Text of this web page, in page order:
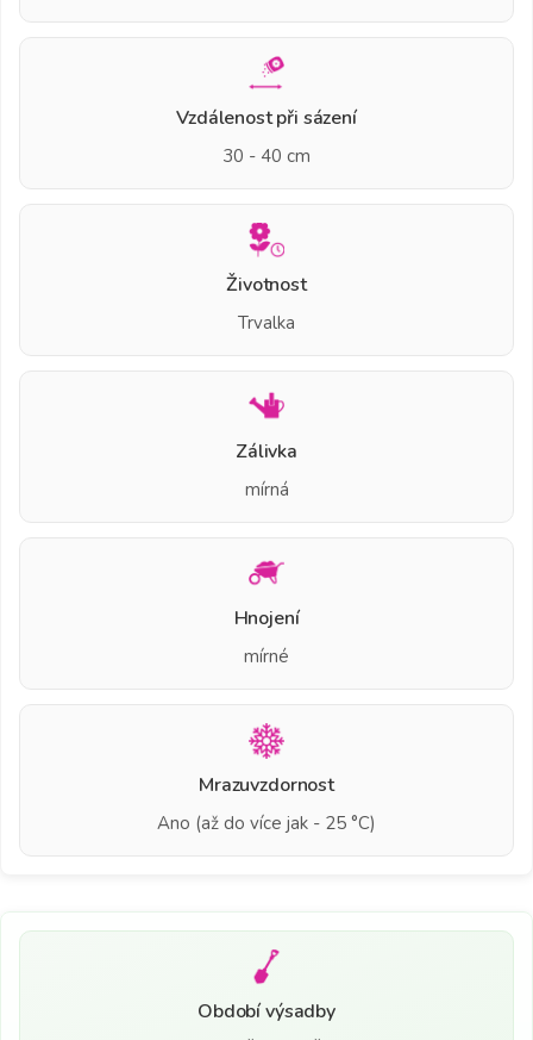
Vzdálenost při sázení
30 - 40 cm
Životnost
Trvalka
Zálivka
mírná
Hnojení
mírné
Mrazuvzdornost
Ano (až do více jak - 25 °C)
Období výsadby